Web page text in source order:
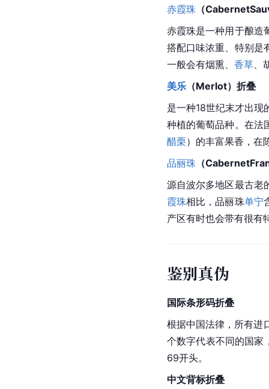
赤霞珠 （
赤霞珠是一种用于酿造
搭配口味浓重、特别是
一般会有烟熏、 香草
美乐 （Merlot）折叠
是一种18世纪末才出现
种植的葡萄品种。在法
醋栗）的丰富果香，在
品丽珠 （
源自波尔多地区最古老
霞珠相比，品丽珠单宁
产区有时也会带有很有
鉴别真伪
国际条形码折叠
根据中国法律，所有进
个数字代表不同的国家
69开头。
中文背标折叠